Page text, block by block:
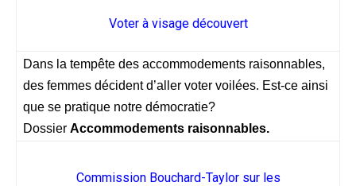
Voter à visage découvert
Dans la tempête des accommodements raisonnables,
des femmes décident d’aller voter voilées. Est-ce ainsi
que se pratique notre démocratie?
Dossier Accommodements raisonnables.
Commission Bouchard-Taylor sur les